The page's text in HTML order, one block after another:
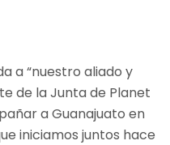
a “nuestro aliado y
de la Junta de Planet
a Guanajuato en
iniciamos juntos hace